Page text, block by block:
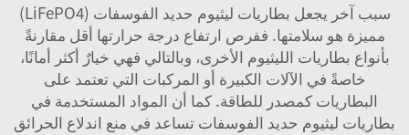
سبب آخر يجعل بطاريات ليثيوم حديد الفوسفات (LiFePO4)
مميزة هو سلامتها. ففرص ارتفاع درجة حرارتها أقل مقارنةً
بأنواع بطاريات الليثيوم الأخرى، وبالتالي فهي خيارٌ أكثر أمانًا،
خاصةً في الآلات الكبيرة أو المركبات التي تعتمد على
البطاريات كمصدر للطاقة. كما أن المواد المستخدمة في
بطاريات ليثيوم حديد الفوسفات تساعد في منع اندلاع الحرائق